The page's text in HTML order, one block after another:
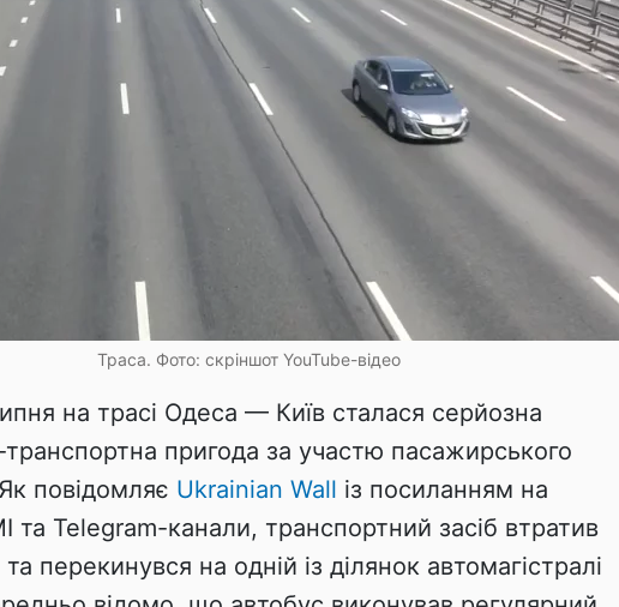
Траса. Фото: скріншот YouTube-відео
на трасі Одеса — Київ сталася серйозна
пригода за участю пасажирського
повідомляє Ukrainian Wall із посиланням на
та Telegram-канали, транспортний засіб втратив
перекинувся на одній із ділянок автомагістралі